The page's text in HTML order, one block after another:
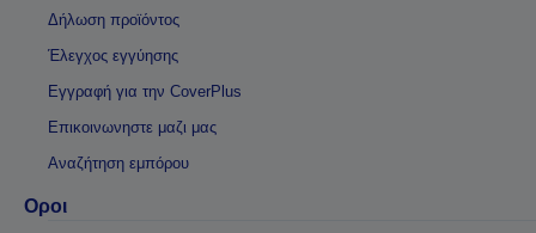
Δήλωση προϊόντος
Έλεγχος εγγύησης
Εγγραφή για την CoverPlus
Επικοινωνηστε μαζι μας
Αναζήτηση εμπόρου
Οροι